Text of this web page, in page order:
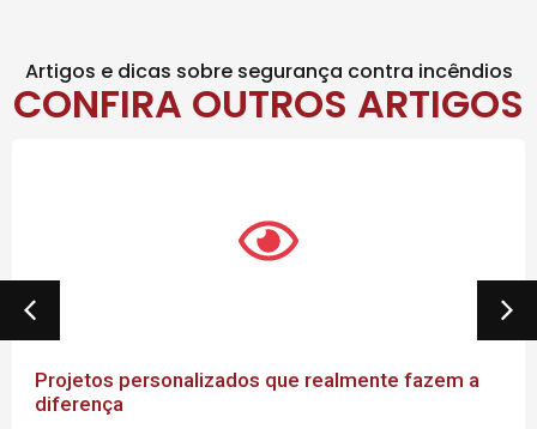
Artigos e dicas sobre segurança contra incêndios
CONFIRA OUTROS ARTIGOS
Projetos personalizados que realmente fazem a
diferença